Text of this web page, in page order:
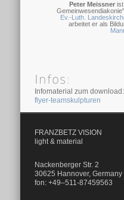
Peter Meissner
Gemeinwesendiakonie"
Ev.-Luth.
arbeitet er als
Infos:
Infomaterial zum download:
flyer-teamskulpturen
FRANZBETZ VISION
light & material
Nackenberger Str. 2
30625 Hannover, Germany
fon: +49–511-87459563